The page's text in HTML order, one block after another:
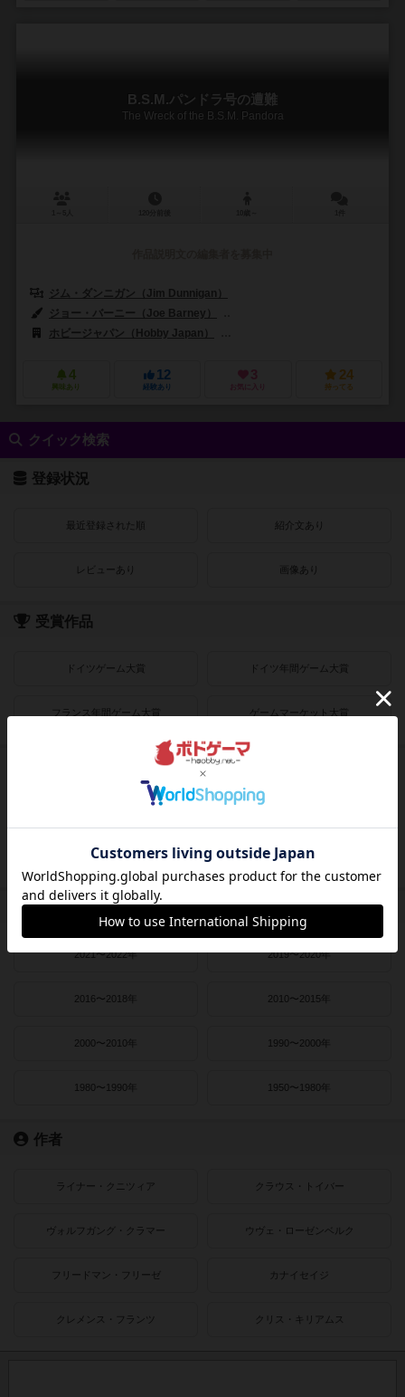
B.S.M.パンドラ号の遭難
The Wreck of the B.S.M. Pandora
ジム・ダンニガン（Jim Dunnigan）
ジョー・バーニー（Joe Barney）
ホビージャパン（Hobby Japan）
4
興味あり
12
経験あり
3
お気に入り
24
持ってる
クイック検索
登録状況
最近登録された順 紹介文あり
レビューあり 画像あり
受賞作品
ドイツゲーム大賞 ドイツ年間ゲーム大賞
フランス年間ゲーム大賞 ゲームマーケット大賞
3～4人用 4～8人用
発売時期
2021〜2022年 2019〜2020年
2016〜2018年 2010〜2015年
2000〜2010年 1990〜2000年
1980〜1990年 1950〜1980年
作者
ライナー・クニツィア クラウス・トイバー
ヴォルフガング・クラマー ウヴェ・ローゼンベルク
フリードマン・フリーゼ カナイセイジ
クレメンス・フランツ クリス・キリアムス